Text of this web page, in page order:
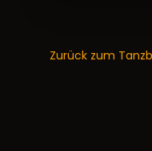
Zurück zum